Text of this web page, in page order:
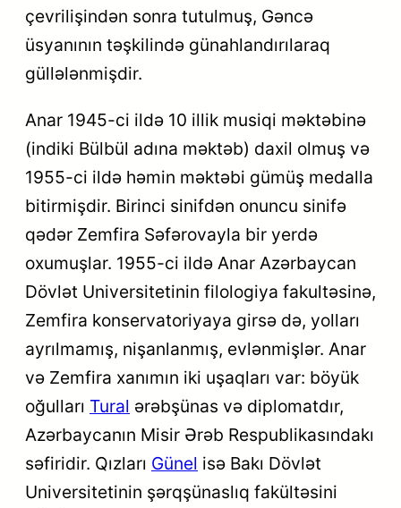
çevrilişindən sonra tutulmuş, Gəncə
üsyanının təşkilində günahlandırılaraq
güllələnmişdir.
Anar 1945-ci ildə 10 illik musiqi məktəbinə
(indiki Bülbül adına məktəb) daxil olmuş və
1955-ci ildə həmin məktəbi gümüş medalla
bitirmişdir. Birinci sinifdən onuncu sinifə
qədər Zemfira Səfərovayla bir yerdə
oxumuşlar. 1955-ci ildə Anar Azərbaycan
Dövlət Universitetinin filologiya fakultəsinə,
Zemfira konservatoriyaya girsə də, yolları
ayrılmamış, nişanlanmış, evlənmişlər. Anar
və Zemfira xanımın iki uşaqları var: böyük
oğulları Tural ərəbşünas və diplomatdır,
Azərbaycanın Misir Ərəb Respublikasındakı
səfiridir. Qızları Günel isə Bakı Dövlət
Universitetinin şərqşünaslıq fakültəsini